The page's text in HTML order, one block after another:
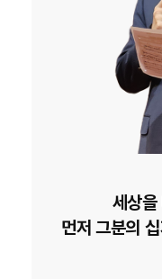
세상
먼저 그분의